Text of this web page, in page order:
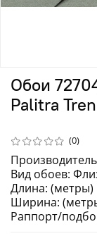
(0)
Обои
Palitra
Вид обоев:
Длина: (метры)
Ширина:
Раппорт/